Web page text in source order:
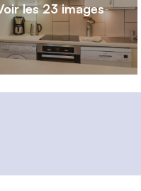
les 23 images